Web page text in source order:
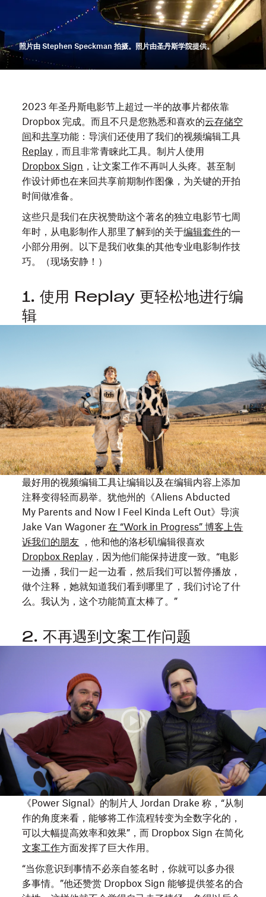
照片由 Stephen Speckman 拍摄。照片由圣丹斯学院提供。
2023 年圣丹斯电影节上超过一半的故事片都依靠
Dropbox 完成。而且不只是您熟悉和喜欢的云存储空
间和共享功能：导演们还使用了我们的视频编辑工具
Replay ，而且非常青睐此工具。制片人使用
Dropbox Sign ，让文案工作不再叫人头疼。甚至制
作设计师也在来回共享前期制作图像，为关键的开拍
时间做准备。
这些只是我们在庆祝赞助这个著名的独立电影节七周
年时，从电影制作人那里了解到的关于编辑套件的一
小部分用例。以下是我们收集的其他专业电影制作技
巧。（现场安静！）
1. 使用 Replay 更轻松地进行编
辑
的
少
年
记
者
Itsy
后
苦，
她
与
Calvin
成
为
Calvin
最好用的视频编辑工具让编辑以及在编辑内容上添加
注释变得轻而易举。犹他州的《Aliens Abducted
My Parents and Now I Feel Kinda Left Out》导演
Jake Van Wagoner在 “Work in Progress” 博客上告
诉我们的朋友 ，他和他的洛杉矶编辑很喜欢
Dropbox Replay ，因为他们能保持进度一致。“电影
一边播，我们一起一边看，然后我们可以暂停播放，
做个注释，她就知道我们看到哪里了，我们讨论了什
么。我认为，这个功能简直太棒了。”
2. 不再遇到文案工作问题
斯
电
影
节
《Power
Signal》
Zach
Kuperstein
Jordan
Drake
《Power Signal》的制片人 Jordan Drake 称，“从制
作的角度来看，能够将工作流程转变为全数字化的，
可以大幅提高效率和效果”，而 Dropbox Sign 在简化
文案工作方面发挥了巨大作用。
“当你意识到事情不必亲自签名时，你就可以多办很
多事情。”他还赞赏 Dropbox Sign 能够提供签名的合